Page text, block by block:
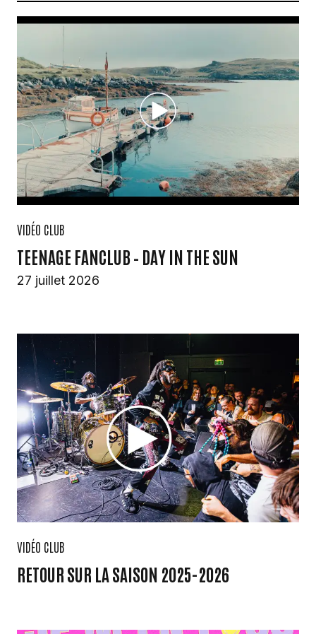
VIDÉO CLUB
TEENAGE FANCLUB – DAY IN THE SUN
27 juillet 2026
VIDÉO CLUB
RETOUR SUR LA SAISON 2025-2026